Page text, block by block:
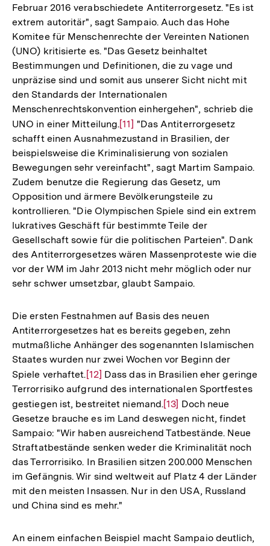
Februar 2016 verabschiedete Antiterrorgesetz. "Es ist
extrem autoritär", sagt Sampaio. Auch das Hohe
Komitee für Menschenrechte der Vereinten Nationen
(UNO) kritisierte es. "Das Gesetz beinhaltet
Bestimmungen und Definitionen, die zu vage und
unpräzise sind und somit aus unserer Sicht nicht mit
den Standards der Internationalen
Menschenrechtskonvention einhergehen", schrieb die
UNO in einer Mitteilung.Zur
Auflösung
der
Fußnote
[11] "Das Antiterrorgesetz
schafft einen Ausnahmezustand in Brasilien, der
beispielsweise die Kriminalisierung von sozialen
Bewegungen sehr vereinfacht", sagt Martim Sampaio.
Zudem benutze die Regierung das Gesetz, um
Opposition und ärmere Bevölkerungsteile zu
kontrollieren. "Die Olympischen Spiele sind ein extrem
lukratives Geschäft für bestimmte Teile der
Gesellschaft sowie für die politischen Parteien". Dank
des Antiterrorgesetzes wären Massenproteste wie die
vor der WM im Jahr 2013 nicht mehr möglich oder nur
sehr schwer umsetzbar, glaubt Sampaio.
Die ersten Festnahmen auf Basis des neuen
Antiterrorgesetzes hat es bereits gegeben, zehn
mutmaßliche Anhänger des sogenannten Islamischen
Staates wurden nur zwei Wochen vor Beginn der
Spiele verhaftet. Zur
Auflösung
der
Fußnote
[12] Dass das in Brasilien eher geringe
Terrorrisiko aufgrund des internationalen Sportfestes
gestiegen ist, bestreitet niemand.Zur
Auflösung
der
Fußnote
[13] Doch neue
Gesetze brauche es im Land deswegen nicht, findet
Sampaio: "Wir haben ausreichend Tatbestände. Neue
Straftatbestände senken weder die Kriminalität noch
das Terrorrisiko. In Brasilien sitzen 200.000 Menschen
im Gefängnis. Wir sind weltweit auf Platz 4 der Länder
mit den meisten Insassen. Nur in den USA, Russland
und China sind es mehr."
An einem einfachen Beispiel macht Sampaio deutlich,